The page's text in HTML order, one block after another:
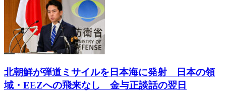
北朝鮮が弾道ミサイルを日本海に発射 日本の領
域・EEZへの飛来なし 金与正談話の翌日